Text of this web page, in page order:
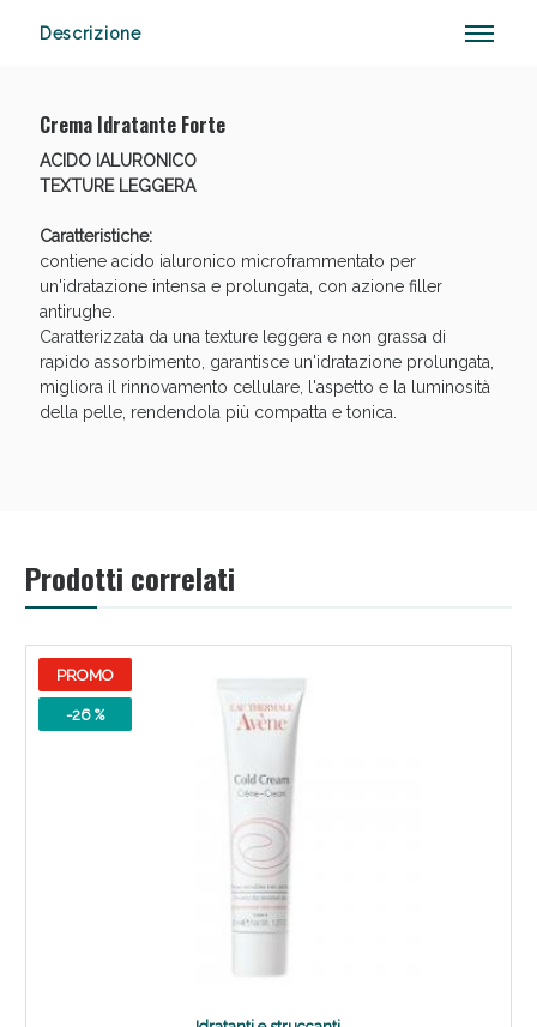
Descrizione
Crema Idratante Forte
ACIDO IALURONICO
TEXTURE LEGGERA
Caratteristiche:
contiene acido ialuronico microframmentato per
un'idratazione intensa e prolungata, con azione filler
antirughe.
Caratterizzata da una texture leggera e non grassa di
rapido assorbimento, garantisce un'idratazione prolungata,
migliora il rinnovamento cellulare, l'aspetto e la luminosità
della pelle, rendendola più compatta e tonica.
Prodotti correlati
PROMO
-26 %
Scopri le offerte di Oggi